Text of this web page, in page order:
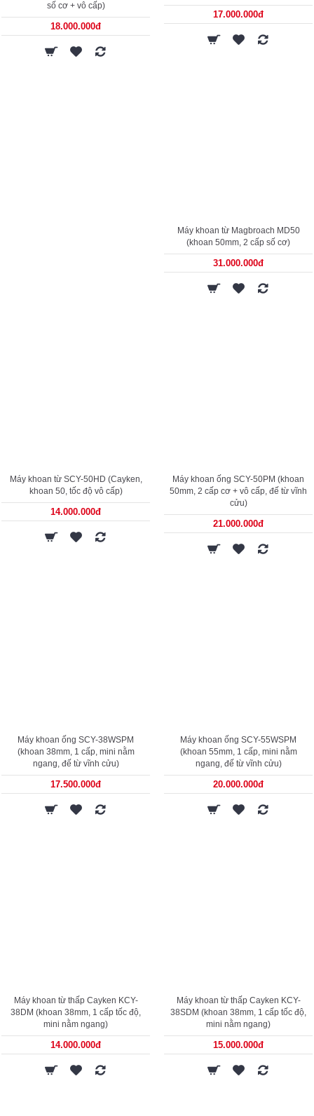
số cơ + vô cấp)
18.000.000đ
17.000.000đ
Máy khoan từ Magbroach MD50
(khoan 50mm, 2 cấp số cơ)
31.000.000đ
Máy khoan từ SCY-50HD (Cayken,
khoan 50, tốc độ vô cấp)
14.000.000đ
Máy khoan ống SCY-50PM (khoan
50mm, 2 cấp cơ + vô cấp, đế từ vĩnh
cửu)
21.000.000đ
Máy khoan ống SCY-38WSPM
(khoan 38mm, 1 cấp, mini nằm
ngang, đế từ vĩnh cửu)
17.500.000đ
Máy khoan ống SCY-55WSPM
(khoan 55mm, 1 cấp, mini nằm
ngang, đế từ vĩnh cửu)
20.000.000đ
Máy khoan từ thấp Cayken KCY-
38DM (khoan 38mm, 1 cấp tốc độ,
mini nằm ngang)
14.000.000đ
Máy khoan từ thấp Cayken KCY-
38SDM (khoan 38mm, 1 cấp tốc độ,
mini nằm ngang)
15.000.000đ